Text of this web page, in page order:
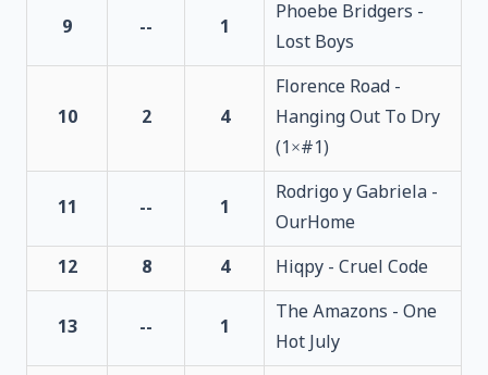
9 -- 1
Phoebe Bridgers -
Lost Boys
10 2 4
Florence Road -
Hanging Out To Dry
(1×#1)
11 -- 1
Rodrigo y Gabriela -
OurHome
12
8 4 Hiqpy - Cruel Code
13 -- 1
The Amazons - One
Hot July